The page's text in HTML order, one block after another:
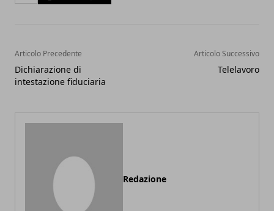
Articolo Precedente
Dichiarazione di
intestazione fiduciaria
Articolo Successivo
Telelavoro
Redazione